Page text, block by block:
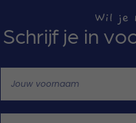
Wil je
Schrijf je in
Call me back by fax
Jouw voornaam